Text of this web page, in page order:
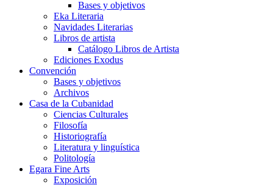
Bases y objetivos
Eka Literaria
Navidades Literarias
Libros de artista
Catálogo Libros de Artista
Ediciones Exodus
Convención
Bases y objetivos
Archivos
Casa de la Cubanidad
Ciencias Culturales
Filosofía
Historiografía
Literatura y linguística
Politología
Egara Fine Arts
Exposición